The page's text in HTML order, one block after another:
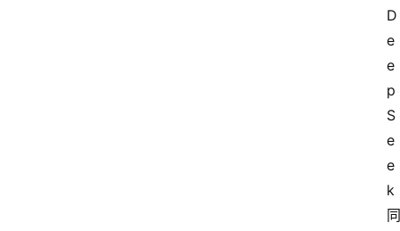
D
e
e
p
S
e
e
k
同